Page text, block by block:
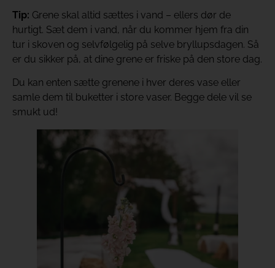
Tip: Grene skal altid sættes i vand – ellers dør de
hurtigt. Sæt dem i vand, når du kommer hjem fra din
tur i skoven og selvfølgelig på selve bryllupsdagen. Så
er du sikker på, at dine grene er friske på den store dag.
Du kan enten sætte grenene i hver deres vase eller
samle dem til buketter i store vaser. Begge dele vil se
smukt ud!